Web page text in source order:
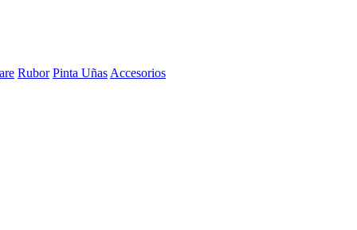
Rubor Pinta Uñas Accesorios